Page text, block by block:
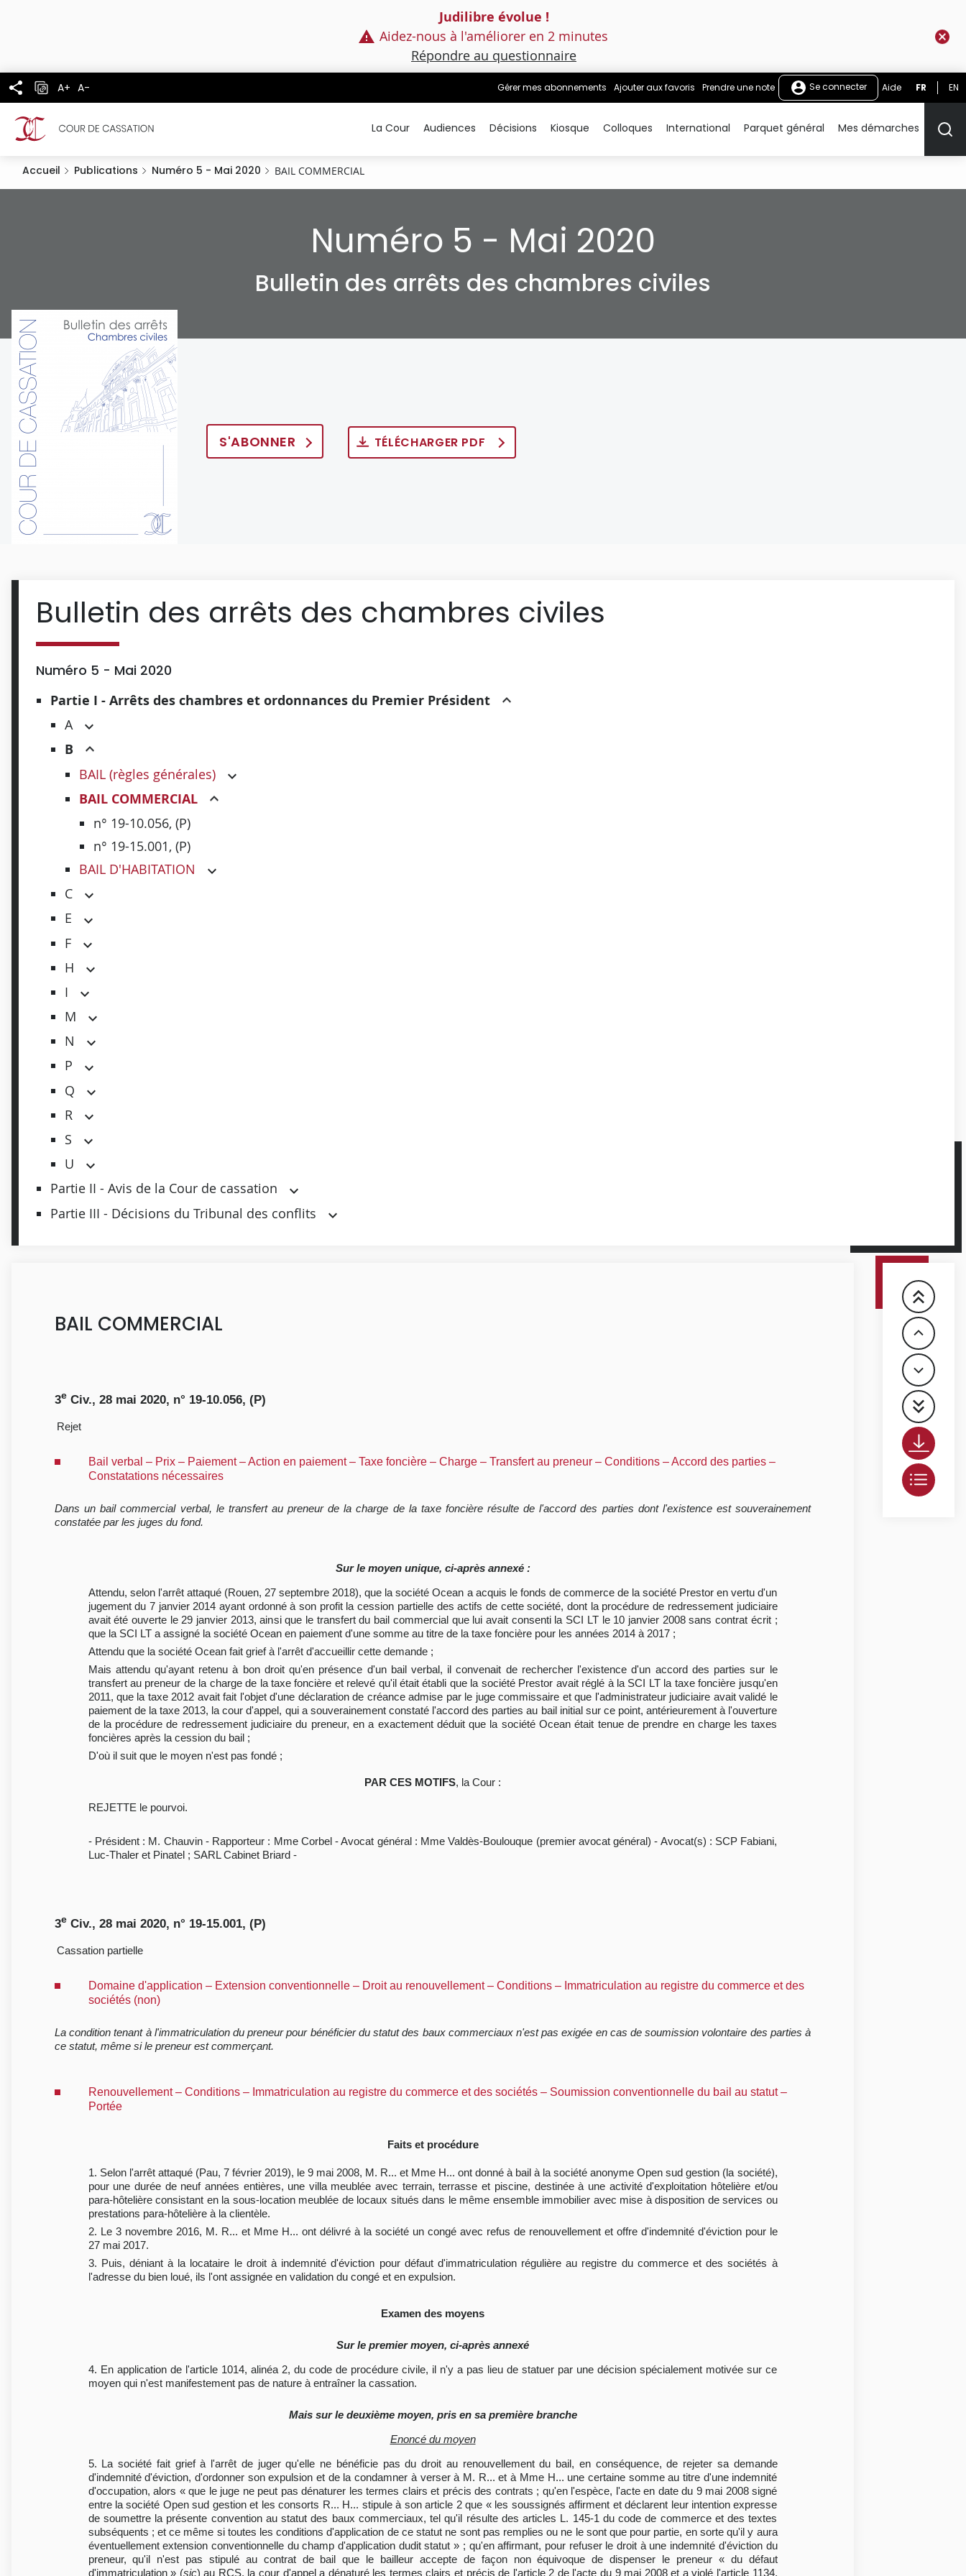
Judilibre évolue !
Aidez-nous à l'améliorer en 2 minutes
Répondre au questionnaire
A+ A- Gérer mes abonnements Ajouter aux favoris Prendre une note Se connecter Aide FR EN
La Cour Audiences Décisions Kiosque Colloques International Parquet général Mes démarches
Accueil Publications Numéro 5 - Mai 2020 BAIL COMMERCIAL
Numéro 5 - Mai 2020
Bulletin des arrêts des chambres civiles
S'ABONNER TÉLÉCHARGER PDF
Bulletin des arrêts des chambres civiles
Numéro 5 - Mai 2020
Partie I - Arrêts des chambres et ordonnances du Premier Président
A
B
BAIL (règles générales)
BAIL COMMERCIAL
n° 19-10.056, (P)
n° 19-15.001, (P)
BAIL D'HABITATION
C
E
F
H
I
M
N
P
Q
R
S
U
Partie II - Avis de la Cour de cassation
Partie III - Décisions du Tribunal des conflits
BAIL COMMERCIAL
3e Civ., 28 mai 2020, n° 19-10.056, (P)
Rejet
Bail verbal – Prix – Paiement – Action en paiement – Taxe foncière – Charge – Transfert au preneur – Conditions – Accord des parties –
Constatations nécessaires
Dans un bail commercial verbal, le transfert au preneur de la charge de la taxe foncière résulte de l'accord des parties dont l'existence est souverainement
constatée par les juges du fond.
Sur le moyen unique, ci-après annexé :
Attendu, selon l'arrêt attaqué (Rouen, 27 septembre 2018), que la société Ocean a acquis le fonds de commerce de la société Prestor en vertu d'un
jugement du 7 janvier 2014 ayant ordonné à son profit la cession partielle des actifs de cette société, dont la procédure de redressement judiciaire
avait été ouverte le 29 janvier 2013, ainsi que le transfert du bail commercial que lui avait consenti la SCI LT le 10 janvier 2008 sans contrat écrit ;
que la SCI LT a assigné la société Ocean en paiement d'une somme au titre de la taxe foncière pour les années 2014 à 2017 ;
Attendu que la société Ocean fait grief à l'arrêt d'accueillir cette demande ;
Mais attendu qu'ayant retenu à bon droit qu'en présence d'un bail verbal, il convenait de rechercher l'existence d'un accord des parties sur le
transfert au preneur de la charge de la taxe foncière et relevé qu'il était établi que la société Prestor avait réglé à la SCI LT la taxe foncière jusqu'en
2011, que la taxe 2012 avait fait l'objet d'une déclaration de créance admise par le juge commissaire et que l'administrateur judiciaire avait validé le
paiement de la taxe 2013, la cour d'appel, qui a souverainement constaté l'accord des parties au bail initial sur ce point, antérieurement à l'ouverture
de la procédure de redressement judiciaire du preneur, en a exactement déduit que la société Ocean était tenue de prendre en charge les taxes
foncières après la cession du bail ;
D'où il suit que le moyen n'est pas fondé ;
PAR CES MOTIFS, la Cour :
REJETTE le pourvoi.
- Président : M. Chauvin - Rapporteur : Mme Corbel - Avocat général : Mme Valdès-Boulouque (premier avocat général) - Avocat(s) : SCP Fabiani,
Luc-Thaler et Pinatel ; SARL Cabinet Briard -
3e Civ., 28 mai 2020, n° 19-15.001, (P)
Cassation partielle
Domaine d'application – Extension conventionnelle – Droit au renouvellement – Conditions – Immatriculation au registre du commerce et des
sociétés (non)
La condition tenant à l'immatriculation du preneur pour bénéficier du statut des baux commerciaux n'est pas exigée en cas de soumission volontaire des parties à
ce statut, même si le preneur est commerçant.
Renouvellement – Conditions – Immatriculation au registre du commerce et des sociétés – Soumission conventionnelle du bail au statut –
Portée
Faits et procédure
1. Selon l'arrêt attaqué (Pau, 7 février 2019), le 9 mai 2008, M. R... et Mme H... ont donné à bail à la société anonyme Open sud gestion (la société),
pour une durée de neuf années entières, une villa meublée avec terrain, terrasse et piscine, destinée à une activité d'exploitation hôtelière et/ou
para-hôtelière consistant en la sous-location meublée de locaux situés dans le même ensemble immobilier avec mise à disposition de services ou
prestations para-hôtelière à la clientèle.
2. Le 3 novembre 2016, M. R... et Mme H... ont délivré à la société un congé avec refus de renouvellement et offre d'indemnité d'éviction pour le
27 mai 2017.
3. Puis, déniant à la locataire le droit à indemnité d'éviction pour défaut d'immatriculation régulière au registre du commerce et des sociétés à
l'adresse du bien loué, ils l'ont assignée en validation du congé et en expulsion.
Examen des moyens
Sur le premier moyen, ci-après annexé
4. En application de l'article 1014, alinéa 2, du code de procédure civile, il n'y a pas lieu de statuer par une décision spécialement motivée sur ce
moyen qui n'est manifestement pas de nature à entraîner la cassation.
Mais sur le deuxième moyen, pris en sa première branche
Enoncé du moyen
5. La société fait grief à l'arrêt de juger qu'elle ne bénéficie pas du droit au renouvellement du bail, en conséquence, de rejeter sa demande
d'indemnité d'éviction, d'ordonner son expulsion et de la condamner à verser à M. R... et à Mme H... une certaine somme au titre d'une indemnité
d'occupation, alors « que le juge ne peut pas dénaturer les termes clairs et précis des contrats ; qu'en l'espèce, l'acte en date du 9 mai 2008 signé
entre la société Open sud gestion et les consorts R... H... stipule à son article 2 que « les soussignés affirment et déclarent leur intention expresse
de soumettre la présente convention au statut des baux commerciaux, tel qu'il résulte des articles L. 145-1 du code de commerce et des textes
subséquents ; et ce même si toutes les conditions d'application de ce statut ne sont pas remplies ou ne le sont que pour partie, en sorte qu'il y aura
éventuellement extension conventionnelle du champ d'application dudit statut » ; qu'en affirmant, pour refuser le droit à une indemnité d'éviction du
preneur, qu'il n'est pas stipulé au contrat de bail que le bailleur accepte de façon non équivoque de dispenser le preneur « du défaut
d'immatriculation » (sic) au RCS, la cour d'appel a dénaturé les termes clairs et précis de l'article 2 de l'acte du 9 mai 2008 et a violé l'article 1134,